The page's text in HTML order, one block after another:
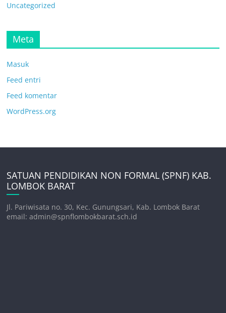
Uncategorized
Meta
Masuk
Feed entri
Feed komentar
WordPress.org
SATUAN PENDIDIKAN NON FORMAL (SPNF) KAB.
LOMBOK BARAT
Jl. Pariwisata no. 30, Kec. Gunungsari, Kab. Lombok Barat
email: admin@spnflombokbarat.sch.id